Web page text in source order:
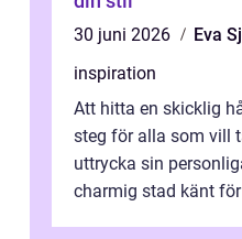
30 juni 2026
Eva
inspiration
Att hitta en skicklig
steg för alla som vill
uttrycka sin
charmig stad känt